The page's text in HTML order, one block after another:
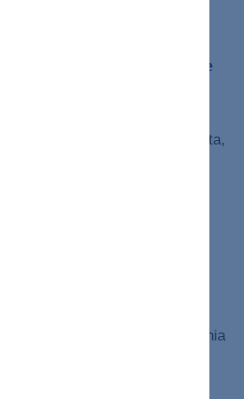
do hier a emocionálne
je tá najlepšia cesta,
hre
osobnosti, umožní nám to
správaním.
človek je veľmi náročný
preverovaní hraníc.
kontroly, obdivu a potvrdenia
emócie a potreby druhých
si to neuvedomíme, ľahko sa